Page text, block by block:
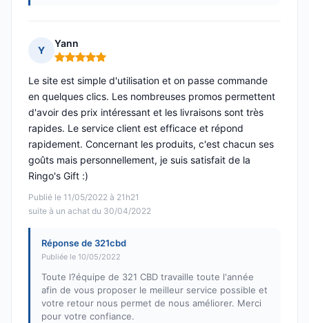
Y
Yann
Note : 5 sur 5
Publié le 11/05/2022 à 21h21
suite à un achat du 30/04/2022
Le site est simple d'utilisation et on passe commande
en quelques clics. Les nombreuses promos permettent
d'avoir des prix intéressant et les livraisons sont très
rapides. Le service client est efficace et répond
rapidement. Concernant les produits, c'est chacun ses
goûts mais personnellement, je suis satisfait de la
Ringo's Gift :)
Réponse de 321cbd
Publiée le 10/05/2022
Toute l?équipe de 321 CBD travaille toute l'année
afin de vous proposer le meilleur service possible et
votre retour nous permet de nous améliorer. Merci
pour votre confiance.